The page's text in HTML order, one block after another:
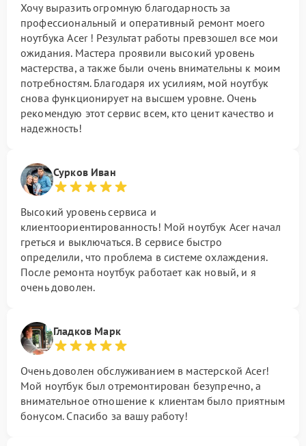
Хочу выразить огромную благодарность за
профессиональный и оперативный ремонт моего
ноутбука Acer ! Результат работы превзошел все мои
ожидания. Мастера проявили высокий уровень
мастерства, а также были очень внимательны к моим
потребностям. Благодаря их усилиям, мой ноутбук
снова функционирует на высшем уровне. Очень
рекомендую этот сервис всем, кто ценит качество и
надежность!
Сурков Иван
Высокий уровень сервиса и
клиентоориентированность! Мой ноутбук Acer начал
греться и выключаться. В сервисе быстро
определили, что проблема в системе охлаждения.
После ремонта ноутбук работает как новый, и я
очень доволен.
Гладков Марк
Очень доволен обслуживанием в мастерской Acer!
Мой ноутбук был отремонтирован безупречно, а
внимательное отношение к клиентам было приятным
бонусом. Спасибо за вашу работу!